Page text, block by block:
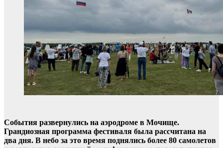
События развернулись на аэродроме в Мочище.
Грандиозная программа фестиваля была рассчитана на
два дня. В небо за это время поднялись более 80 самолетов